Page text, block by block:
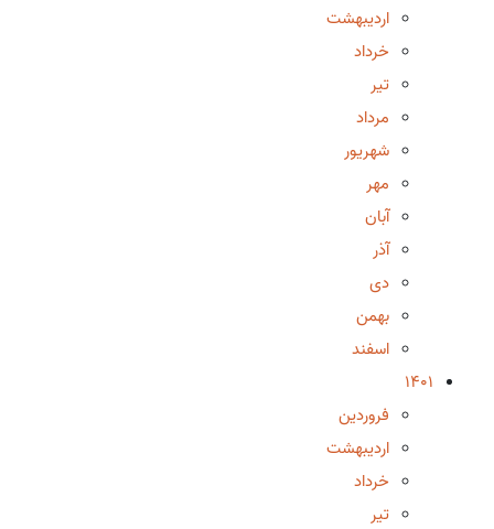
اردیبهشت
خرداد
تیر
مرداد
شهریور
مهر
آبان
آذر
دی
بهمن
اسفند
1401
فروردین
اردیبهشت
خرداد
تیر